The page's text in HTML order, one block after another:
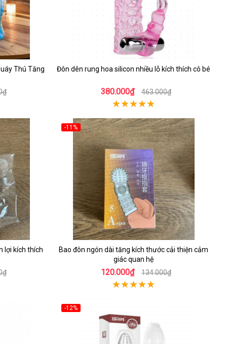
Thú Tăng
Đôn dên rung hoa silicon nhiều lỗ kích thích cô bé
380.000₫ 463.000₫
lợi kích thích
-11%
Bao đôn ngón dài tăng kích thước cải thiện cảm
giác quan hệ
120.000₫ 134.000₫
-12%